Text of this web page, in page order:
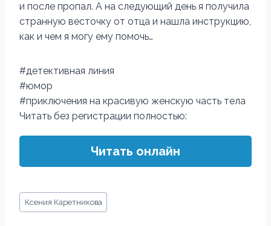
и после пропал. А на следующий день я получила
странную весточку от отца и нашла инструкцию,
как и чем я могу ему помочь…
#детективная линия
#юмор
#приключения на красивую женскую часть тела
Читать без регистрации полностью:
Читать онлайн
Метки
записи:
Ксения Каретникова